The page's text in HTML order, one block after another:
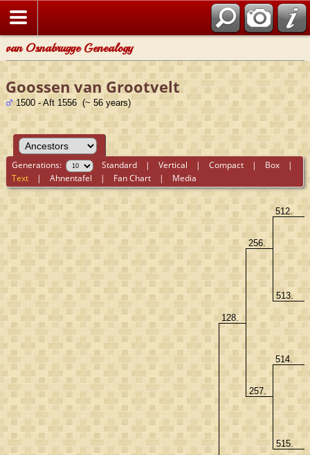
van Osnabrugge Genealogy
Goossen van Grootvelt
1500 - Aft 1556 (~ 56 years)
Generations: Standard |Vertical |Compact | Box |
Text |Ahnentafel | Fan Chart | Media
128.
256.
512.
513.
257.
514.
515.